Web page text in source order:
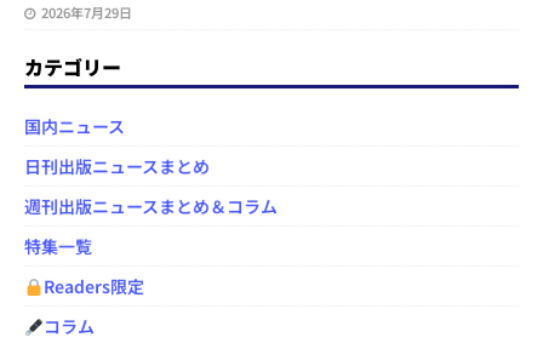
2026年7月29日
カテゴリー
国内ニュース
日刊出版ニュースまとめ
週刊出版ニュースまとめ＆コラム
特集一覧
Readers限定
コラム